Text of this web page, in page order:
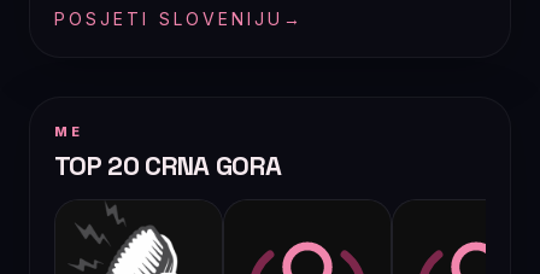
POSJETI SLOVENIJU →
ME
TOP 20 CRNA GORA